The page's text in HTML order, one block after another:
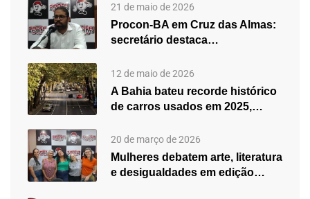
21 de maio de 2026
Procon-BA em Cruz das Almas:
secretário destaca
12 de maio de 2026
A Bahia bateu recorde histórico
de carros usados em 2025,…
20 de março de 2026
Mulheres debatem arte, literatura
e desigualdades em edição